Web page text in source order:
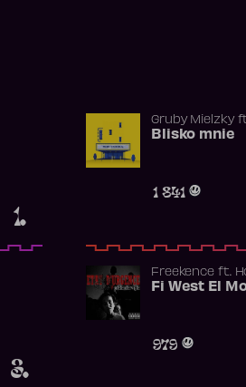
1.
Gruby Mielzky
Blisko mnie
1 841
3.
Freekence ft.
979